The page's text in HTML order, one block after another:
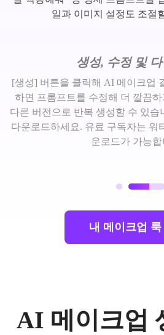
일과 이미지 설정도 조절
생성, 수정 및
[생성] 버튼을 클릭해 AI 메이크업
하면 프롬프트를 수정해 더 깔끔
다른 버전으로 반복 생성할 수 있습
다운로드하세요. 유료 구독자는 워
운로드가 가능합
내 메이크업 룩
AI 메이크업